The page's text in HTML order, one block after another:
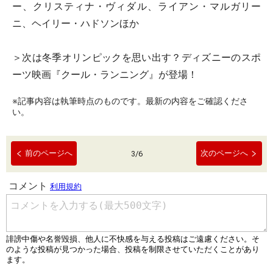
ー、クリスティナ・ヴィダル、ライアン・マルガリー
ニ、ヘイリー・ハドソンほか
＞次は冬季オリンピックを思い出す？ディズニーのスポ
ーツ映画『クール・ランニング』が登場！
※記事内容は執筆時点のものです。最新の内容をご確認くださ
い。
前のページへ 3/6 次のページへ